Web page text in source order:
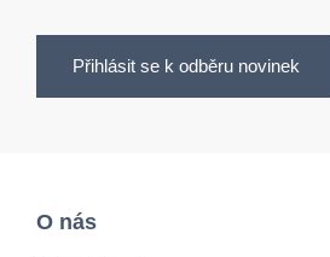
Přihlásit se k odběru novinek
O nás